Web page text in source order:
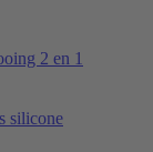
2 en 1
silicone